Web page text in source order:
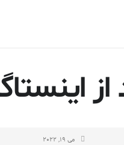
می 19, 2022